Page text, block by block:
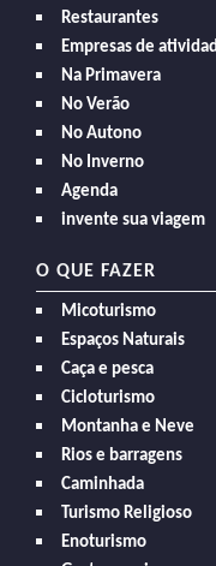
Restaurantes
Empresas de
Na Primavera
No Verão
No Autono
No Inverno
Agenda
invente sua viagem
O QUE FAZER
Micoturismo
Espaços Naturais
Caça e pesca
Cicloturismo
Montanha e Neve
Rios e barragens
Caminhada
Turismo Religioso
Enoturismo